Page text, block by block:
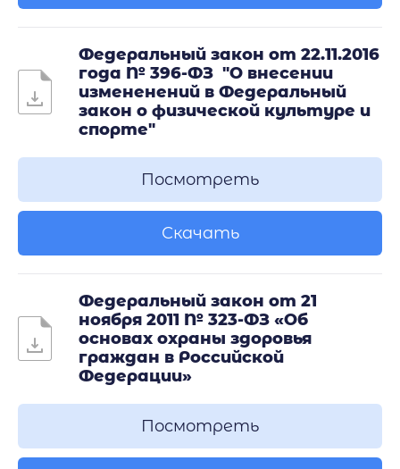
Федеральный закон от 22.11.2016
года № 396-ФЗ "О внесении
измененений в Федеральный
закон о физической культуре и
спорте"
Посмотреть
Скачать
Федеральный закон от 21
ноября 2011 № 323-ФЗ «Об
основах охраны здоровья
граждан в Российской
Федерации»
Посмотреть